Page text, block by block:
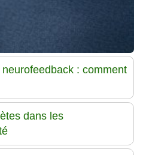
: comment
dans les